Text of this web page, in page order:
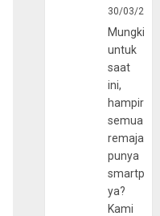
30/03/
Mungkin
untuk
saat
ini,
hampir
semua
remaja
punya
ya?
Kami